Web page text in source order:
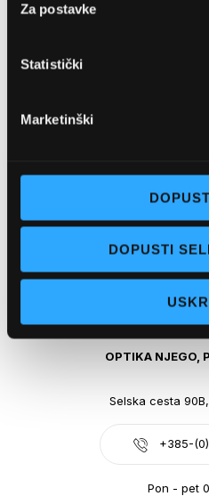
Za postavke
Statistički
Marketinški
DOPUSTI
Pon - pet:
Sub:
OPTIKA NJEGO,
Selska cesta
+385-
Pon - pet